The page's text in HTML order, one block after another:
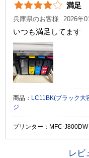
満足
兵庫県のお客様 2026年
いつも満足してます
商品： LC11BK(ブラック大
ジ
プリンター：MFC-J800DW
レビ